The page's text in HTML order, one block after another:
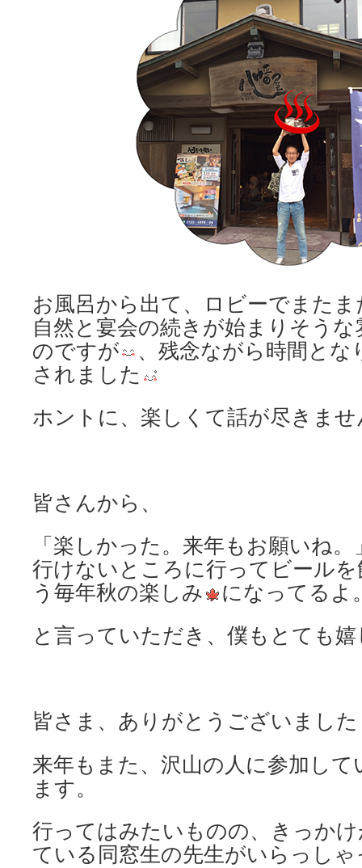
お風呂から出て、ロビーでまた
自然と宴会の続きが始まりそう
のですが
、残念ながら時間とな
されました
ホントに、楽しくて話が尽きませ
皆さんから、
「楽しかった。来年もお願いね
行けないところに行ってビール
う毎年秋の楽しみ
になってるよ
と言っていただき、僕もとても
皆さま、ありがとうございまし
来年もまた、沢山の人に参加し
ます。
行ってはみたいものの、きっか
ている同窓生の先生がいらっし